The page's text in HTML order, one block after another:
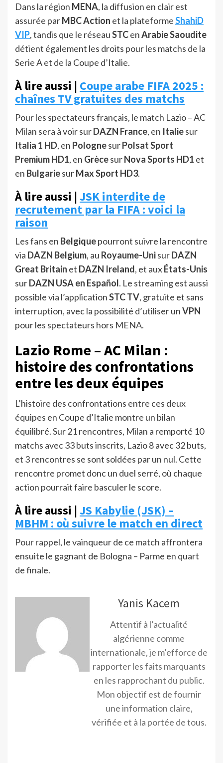
Dans la région MENA, la diffusion en clair est
assurée parMBC Action et la plateformeShahiD
VIP, tandis que le réseauSTCenArabie Saoudite
détient également les droits pour les matchs de la
Serie A et de la Coupe d’Italie.
À lire aussi | Coupe arabe FIFA 2025 :
chaînes TV gratuites des matchs
Pour les spectateurs français, le match Lazio – AC
Milan sera à voir surDAZN France, en Italiesur
Italia 1 HD, en PolognesurPolsat Sport
Premium HD1, en GrècesurNova Sports HD1 et
en BulgariesurMax Sport HD3.
À lire aussi |JSK interdite de
recrutement par la FIFA : voici la
raison
Les fans en Belgiquepourront suivre la rencontre
via DAZN Belgium, au Royaume-UnisurDAZN
Great Britain et DAZN Ireland, et auxÉtats-Unis
surDAZN USA en Español. Le streaming est aussi
possible via l’applicationSTC TV, gratuite et sans
interruption, avec la possibilité d’utiliser unVPN
pour les spectateurs hors MENA.
Lazio Rome – AC Milan :
histoire des confrontations
entre les deux équipes
L’histoire des confrontations entre ces deux
équipes en Coupe d’Italie montre un bilan
équilibré. Sur 21 rencontres, Milan a remporté 10
matchs avec 33 buts inscrits, Lazio 8 avec 32 buts,
et 3 rencontres se sont soldées par un nul. Cette
rencontre promet donc un duel serré, où chaque
action pourrait faire basculer le score.
À lire aussi |JS Kabylie (JSK) –
MBHM : où suivre le match en direct
Pour rappel, le vainqueur de ce match affrontera
ensuite le gagnant de Bologna – Parme en quart
de finale.
Yanis Kacem
Attentif à l’actualité
algérienne comme
internationale, je m’efforce de
rapporter les faits marquants
en les rapprochant du public.
Mon objectif est de fournir
une information claire,
vérifiée et à la portée de tous.